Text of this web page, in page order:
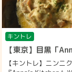
キントレ
【東京】目黒「
【キントレ】ニンニ